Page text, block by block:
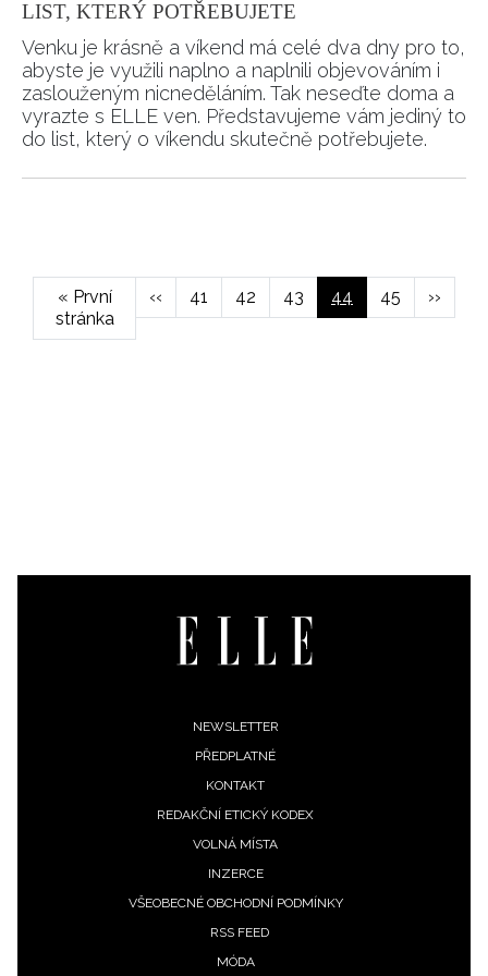
NEWSLETTER
podmínkami společnosti BurdaMedia Extra s.r.o.a
potvrzujete, že jste se seznámili se Zásadami
ochrany soukromí
LIST, KTERÝ POTŘEBUJETE
Venku je krásně a víkend má celé dva dny pro to,
abyste je využili naplno a naplnili objevováním i
zaslouženým nicneděláním. Tak neseďte doma a
vyrazte s ELLE ven. Představujeme vám jediný to
do list, který o víkendu skutečně potřebujete.
First
page
« První
stránka
Předchozí
stránka
‹‹ Page
41 Page
42 Page
43
Aktuální
stránka
44 Page
45
stránka
››
NEWSLETTER
PŘEDPLATNÉ
KONTAKT
REDAKČNÍ ETICKÝ KODEX
VOLNÁ MÍSTA
INZERCE
VŠEOBECNÉ OBCHODNÍ PODMÍNKY
RSS FEED
MÓDA